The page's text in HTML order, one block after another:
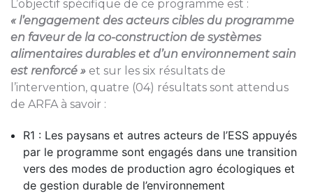
L’objectif spécifique de ce programme est :
« l’engagement des acteurs cibles du programme
en faveur de la co-construction de systèmes
alimentaires durables et d’un environnement sain
est renforcé » et sur les six résultats de
l’intervention, quatre (04) résultats sont attendus
de ARFA à savoir :
R1 : Les paysans et autres acteurs de l’ESS appuyés
par le programme sont engagés dans une transition
vers des modes de production agro écologiques et
de gestion durable de l’environnement